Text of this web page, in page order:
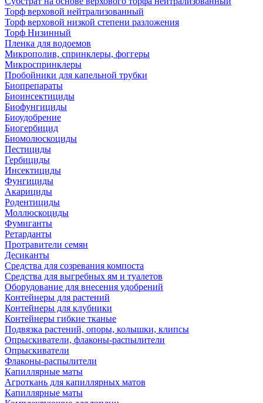
Торф верховой нейтрализованный
Торф верховой низкой степени разложения
Торф Низинный
Пленка для водоемов
Микрополив, спринклеры, фоггеры
Микроспринклеры
Пробойники для капельной трубки
Биопрепараты
Биоинсектициды
Биофунгициды
Биоудобрение
Биогербицид
Биомолюскоциды
Пестициды
Гербициды
Инсектициды
Фунгициды
Акарициды
Родентициды
Моллюскоциды
Фумиганты
Ретарданты
Протравители семян
Десиканты
Средства для созревания компоста
Средства для выгребных ям и туалетов
Оборудование для внесения удобрений
Контейнеры для растений
Контейнеры для клубники
Контейнеры гибкие тканые
Подвязка растений, опоры, колышки, клипсы
Опрыскиватели, флаконы-распылители
Опрыскиватели
Флаконы-распылители
Капиллярные маты
Агроткань для капиллярных матов
Капиллярные маты